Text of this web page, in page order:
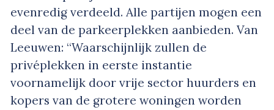
evenredig verdeeld. Alle partijen mogen een
deel van de parkeerplekken aanbieden. Van
Leeuwen: “Waarschijnlijk zullen de
privéplekken in eerste instantie
voornamelijk door vrije sector huurders en
kopers van de grotere woningen worden